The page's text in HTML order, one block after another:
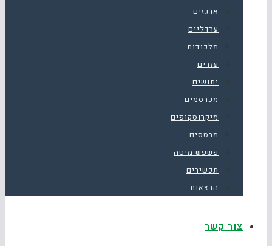
ארגזים
ערדליים
מלכודות
עזרים
יתושים
מכרסמים
מיקרוסקופים
מרססים
פשפש מיטה
תכשירים
הרצאות
צור קשר